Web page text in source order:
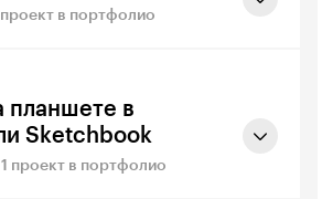
в портфолио
планшете в
Sketchbook
проект в портфолио